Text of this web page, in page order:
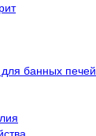
банных печей